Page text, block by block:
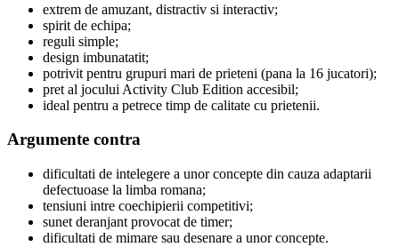
extrem de amuzant, distractiv si interactiv;
spirit de echipa;
reguli simple;
design imbunatatit;
potrivit pentru grupuri mari de prieteni (pana la 16 jucatori);
pret al jocului Activity Club Edition accesibil;
ideal pentru a petrece timp de calitate cu prietenii.
Argumente contra
dificultati de intelegere a unor concepte din cauza adaptarii
defectuoase la limba romana;
tensiuni intre coechipierii competitivi;
sunet deranjant provocat de timer;
dificultati de mimare sau desenare a unor concepte.